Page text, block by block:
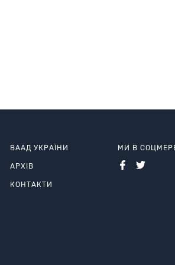
ВААД УКРАЇНИ
АРХІВ
КОНТАКТИ
МИ В